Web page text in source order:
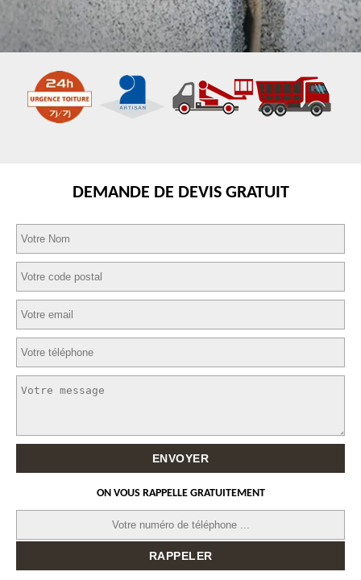
DEMANDE DE DEVIS GRATUIT
ON VOUS RAPPELLE GRATUITEMENT